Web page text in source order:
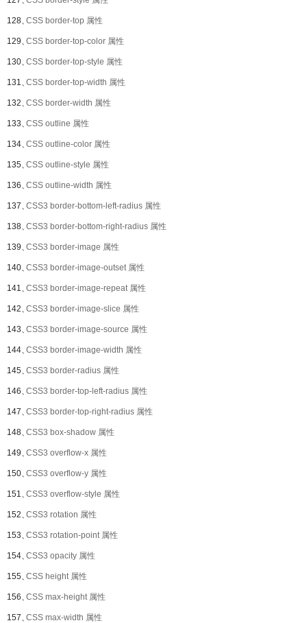
128、CSS border-top 属性
129、CSS border-top-color 属性
130、CSS border-top-style 属性
131、CSS border-top-width 属性
132、CSS border-width 属性
133、CSS outline 属性
134、CSS outline-color 属性
135、CSS outline-style 属性
136、CSS outline-width 属性
137、CSS3 border-bottom-left-radius 属性
138、CSS3 border-bottom-right-radius 属性
139、CSS3 border-image 属性
140、CSS3 border-image-outset 属性
141、CSS3 border-image-repeat 属性
142、CSS3 border-image-slice 属性
143、CSS3 border-image-source 属性
144、CSS3 border-image-width 属性
145、CSS3 border-radius 属性
146、CSS3 border-top-left-radius 属性
147、CSS3 border-top-right-radius 属性
148、CSS3 box-shadow 属性
149、CSS3 overflow-x 属性
150、CSS3 overflow-y 属性
151、CSS3 overflow-style 属性
152、CSS3 rotation 属性
153、CSS3 rotation-point 属性
154、CSS3 opacity 属性
155、CSS height 属性
156、CSS max-height 属性
157、CSS max-width 属性